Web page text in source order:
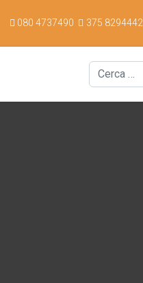
080 4737490 375 8294442
Cerca